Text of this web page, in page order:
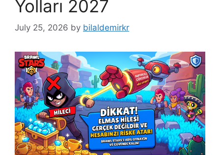
Yolları 2027
July 25, 2026 by bilaldemirkr